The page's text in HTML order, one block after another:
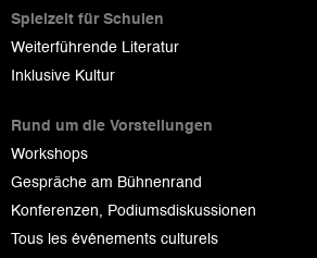
Spielzeit für Schulen
Weiterführende Literatur
Inklusive Kultur
Rund um die Vorstellungen
Workshops
Gespräche am Bühnenrand
Konferenzen, Podiumsdiskussionen
Tous les événements culturels